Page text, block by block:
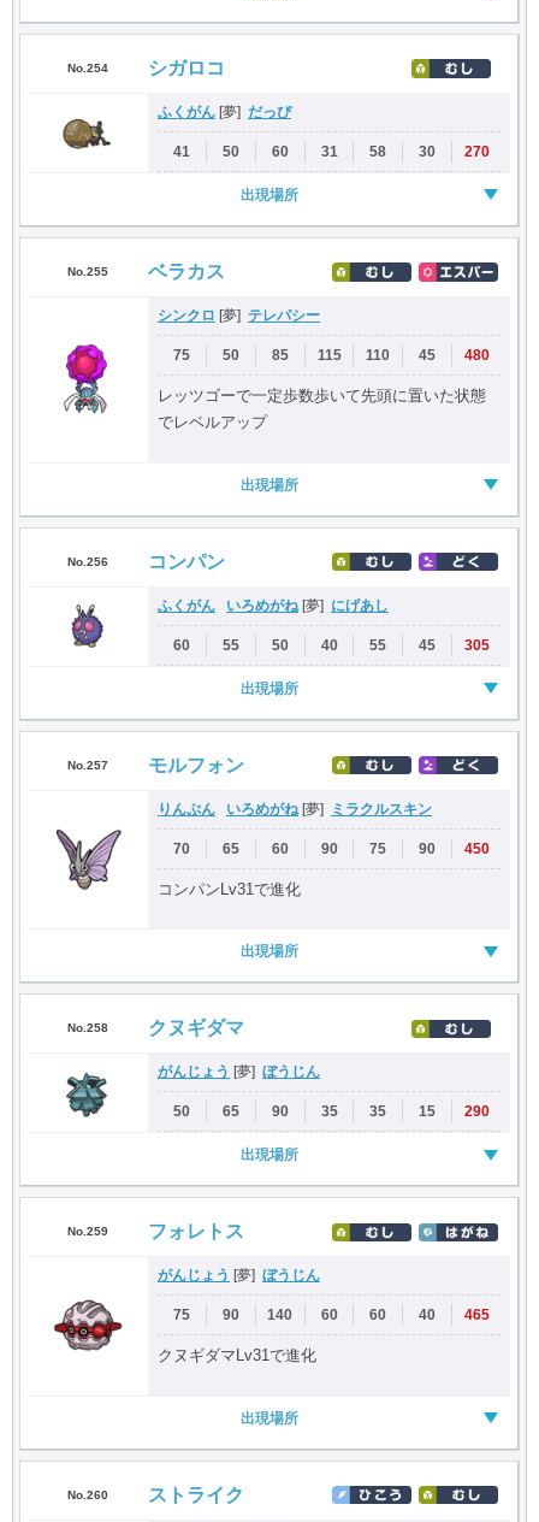
No.254 シガロコ
ふくがん [夢] だっぴ
41 50 60 31 58 30 270
出現場所
No.255 ベラカス
シンクロ [夢] テレパシー
75 50 85 115 110 45 480
レッツゴーで一定歩数歩いて先頭に置いた状態
でレベルアップ
出現場所
No.256 コンパン
ふくがん いろめがね [夢] にげあし
60 55 50 40 55 45 305
出現場所
No.257 モルフォン
りんぷん いろめがね [夢] ミラクルスキン
70 65 60 90 75 90 450
コンパンLv31で進化
出現場所
No.258 クヌギダマ
がんじょう [夢] ぼうじん
50 65 90 35 35 15 290
出現場所
No.259 フォレトス
がんじょう [夢] ぼうじん
75 90 140 60 60 40 465
クヌギダマLv31で進化
出現場所
No.260 ストライク